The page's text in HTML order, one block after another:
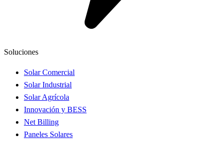
Soluciones
Solar Comercial
Solar Industrial
Solar Agrícola
Innovación y BESS
Net Billing
Paneles Solares